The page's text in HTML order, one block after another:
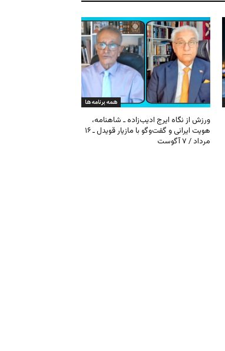
همه برنامه ها
ورزش از نگاه ایرج ادیب‌زاده ـ شاهنامه،
هویت ایرانی و گفت‌وگو با مازیار قویدل ـ ۱۶
مرداد / ۷ آگوست